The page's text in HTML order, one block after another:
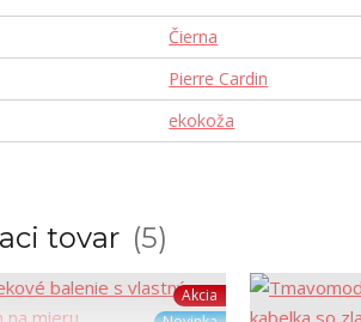
Čierna
Pierre Cardin
ekokoža
tovar 5
Akcia